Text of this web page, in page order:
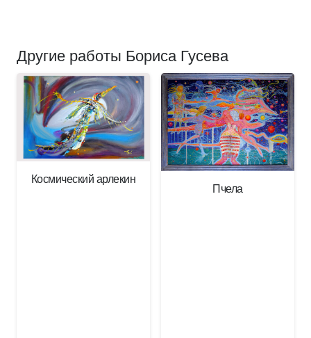
Другие работы Бориса Гусева
Космический арлекин
Пчела